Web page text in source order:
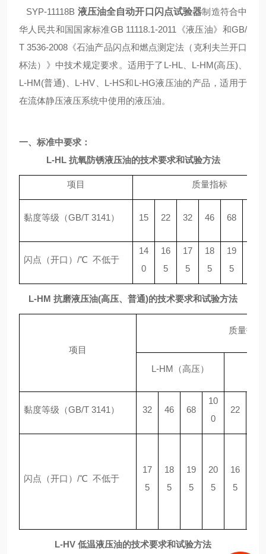
SYP-11118B 液压油全自动开口闪点试验器制造符合中
华人民共和国国家标准GB 11118.1-2011《液压油》和GB/
T 3536-2008《石油产品闪点和燃点测定法（克利夫兰开口
杯法）》中技术规定要求。适用于了L-HL、L-HM(高压)、
L-HM(普通)、L-HV、L-HS和L-HG液压油的产品，适用于
在流体静压液压系统中使用的液压油。
一、 标准中要求：
L-HL 抗氧防锈液压油的技术要求和试验方法
项目 质量指标
黏度等级（GB/T 3141） 15 22 32 46 68
闪点（开口）/℃ 不低于
14
0
16
5
17
5
18
5
19
5
L-HM 抗磨液压油(高压、普通)的技术要求和试验方法
项目
质量指标
L-HM（高压）
黏度等级（GB/T 3141） 32 46 68
10
0
22
闪点（开口）/℃ 不低于
17
5
18
5
19
5
20
5
16
5
L-HV 低温液压油的技术要求和试验方法